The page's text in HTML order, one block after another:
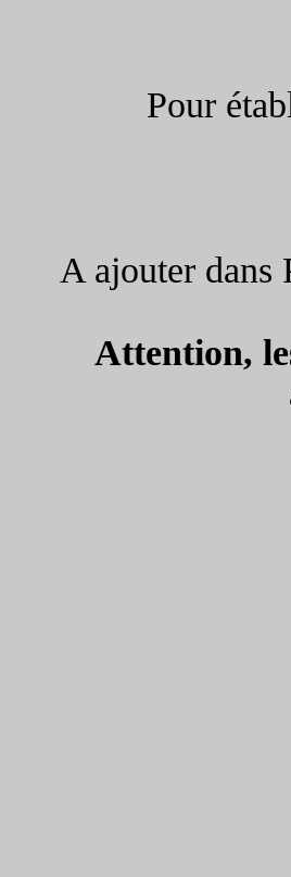
Pour
A ajouter dans
Attention,